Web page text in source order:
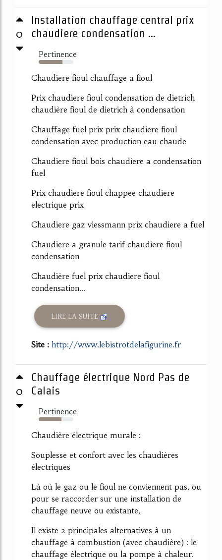
0
Installation chauffage central prix
chaudiere condensation ...
Pertinence
69%
Chaudiere fioul chauffage a fioul
Prix chaudiere fioul condensation de dietrich
chaudière fioul de dietrich à condensation
Chauffage fuel prix prix chaudiere fioul
condensation avec production eau chaude
Chaudiere fioul bois chaudiere a condensation
fuel
Prix chaudiere fioul chappee chaudiere
electrique prix
Chaudiere gaz viessmann prix chaudiere a fuel
Chaudiere a granule tarif chaudiere fioul
condensation
Chaudière fuel prix chaudiere fioul
condensation...
LIRE LA SUITE
Site : http://www.lebistrotdelafigurine.fr
0
Chauffage électrique Nord Pas de
Calais
Pertinence
65%
Chaudière électrique murale :
Souplesse et confort avec les chaudières
électriques
Là où le gaz ou le fioul ne conviennent pas, ou
pour se raccorder sur une installation de
chauffage neuve ou existante,
Il existe 2 principales alternatives à un
chauffage à combustion (avec chaudière) : le
chauffage électrique ou la pompe à chaleur.